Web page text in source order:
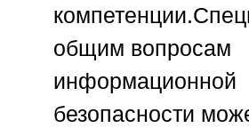
компетенции.
общим вопросам
информационной
безопасности